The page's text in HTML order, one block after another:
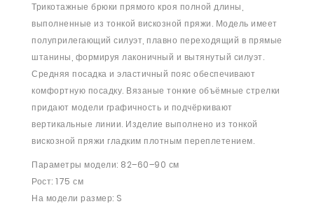
Трикотажные брюки прямого кроя полной длины,
выполненные из тонкой вискозной пряжи. Модель имеет
полуприлегающий силуэт, плавно переходящий в прямые
штанины, формируя лаконичный и вытянутый силуэт.
Средняя посадка и эластичный пояс обеспечивают
комфортную посадку. Вязаные тонкие объёмные стрелки
придают модели графичность и подчёркивают
вертикальные линии. Изделие выполнено из тонкой
вискозной пряжи гладким плотным переплетением.
Параметры модели: 82–60–90 см
Рост: 175 см
На модели размер: S